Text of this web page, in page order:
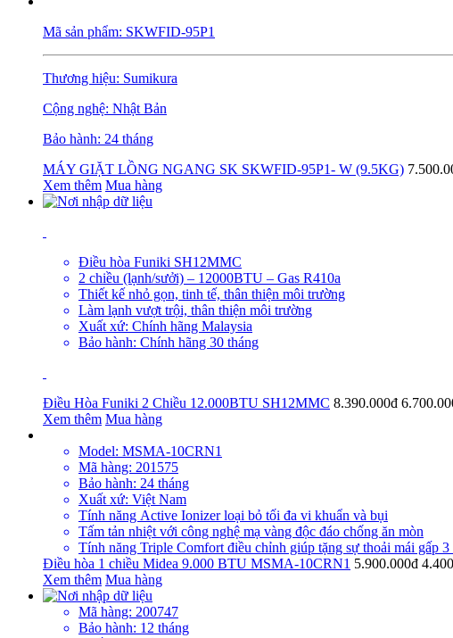
Mã sản phẩm: SKWFID-95P1
Thương hiệu: Sumikura
Cộng nghệ: Nhật Bản
Bảo hành: 24 tháng
MÁY GIẶT LỒNG NGANG SK SKWFID-95P1- W (9.5KG)
Xem thêm Mua hàng
Điều hòa Funiki SH12MMC
2 chiều (lạnh/sưởi) – 12000BTU – Gas R410a
Thiết kế nhỏ gọn, tinh tế, thân thiện môi trường
Làm lạnh vượt trội, thân thiện môi trường
Xuất xứ: Chính hãng Malaysia
Bảo hành: Chính hãng 30 tháng
Điều Hòa Funiki 2 Chiều 12.000BTU SH12MMC 8.390.000đ
Xem thêm Mua hàng
Model: MSMA-10CRN1
Mã hàng: 201575
Bảo hành: 24 tháng
Xuất xứ: Việt Nam
Tính năng Active Ionizer loại bỏ tối đa vi khuẩn và bụi
Tấm tản nhiệt với công nghệ mạ vàng độc đáo chống ăn mòn
Tính năng Triple Comfort điều chỉnh giúp tặng sự thoải mái gấp 3
Điều hòa 1 chiều Midea 9.000 BTU MSMA-10CRN1 5.900.000đ
Xem thêm Mua hàng
Mã hàng: 200747
Bảo hành: 12 tháng